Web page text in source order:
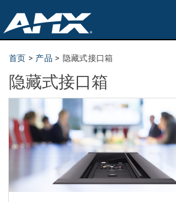
产品
应用领域
Partners
哪里购买
支持
首页 > 产品 > 隐藏式接口箱
隐藏式接口箱